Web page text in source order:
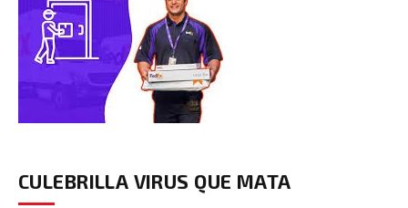
CULEBRILLA VIRUS QUE MATA